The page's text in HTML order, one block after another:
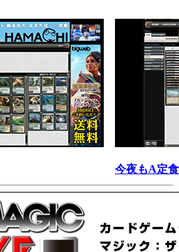
今夜もA定